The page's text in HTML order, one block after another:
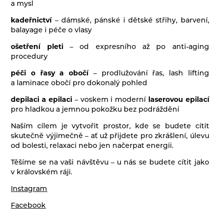
a mysl
kadeřnictví – dámské, pánské i dětské střihy, barvení,
balayage i péče o vlasy
ošetření pleti– od expresního až po anti-aging
procedury
péči o řasy a obočí – prodlužování řas, lash lifting
a laminace obočí pro dokonalý pohled
depilaci a epilaci– voskem i moderní laserovou epilací
pro hladkou a jemnou pokožku bez podráždění
Naším cílem je vytvořit prostor, kde se budete cítit
skutečně výjimečně – ať už přijdete pro zkrášlení, úlevu
od bolesti, relaxaci nebo jen načerpat energii.
Těšíme se na vaši návštěvu – u nás se budete cítit jako
v královském ráji.
Instagram
Facebook